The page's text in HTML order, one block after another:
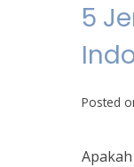
5
Posted